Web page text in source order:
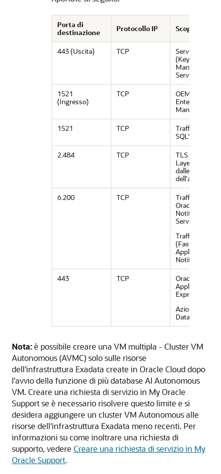
Porta di
destinazione
Protocollo IP Scopo
443 (Uscita) TCP
Servizio KMS
(Key
Management
Service)
1521
(Ingresso)
TCP
OEM (Oracle
Enterprise
Manager)
1521
TCP
Traffico
SQL*Net
2.484
TCP
TLS
Layer Security)
dalle subnet
6.200
TCP
Traffico di
Oracle
Notification
Service (ONS)
Traffico FAN
(Fast
Application
Notification)
443
TCP
Oracle
Application
Express
Azioni di
Database
Nota:è possibile creare una VM multipla - Cluster VM
Autonomous (AVMC) solo sulle risorse
dell'infrastruttura Exadata create in Oracle Cloud dopo
l'avvio della funzione di più database AI Autonomous
VM. Creare una richiesta di servizio in My Oracle
Support se è necessario risolvere questo limite e si
desidera aggiungere un cluster VM Autonomous alle
risorse dell'infrastruttura Exadata meno recenti. Per
informazioni su come inoltrare una richiesta di
supporto, vedere Creare una richiesta di servizio in My
Oracle Support.